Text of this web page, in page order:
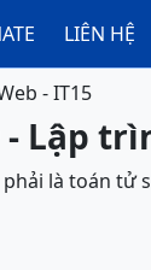
LIÊN HỆ
- IT15
Lập
là toán tử